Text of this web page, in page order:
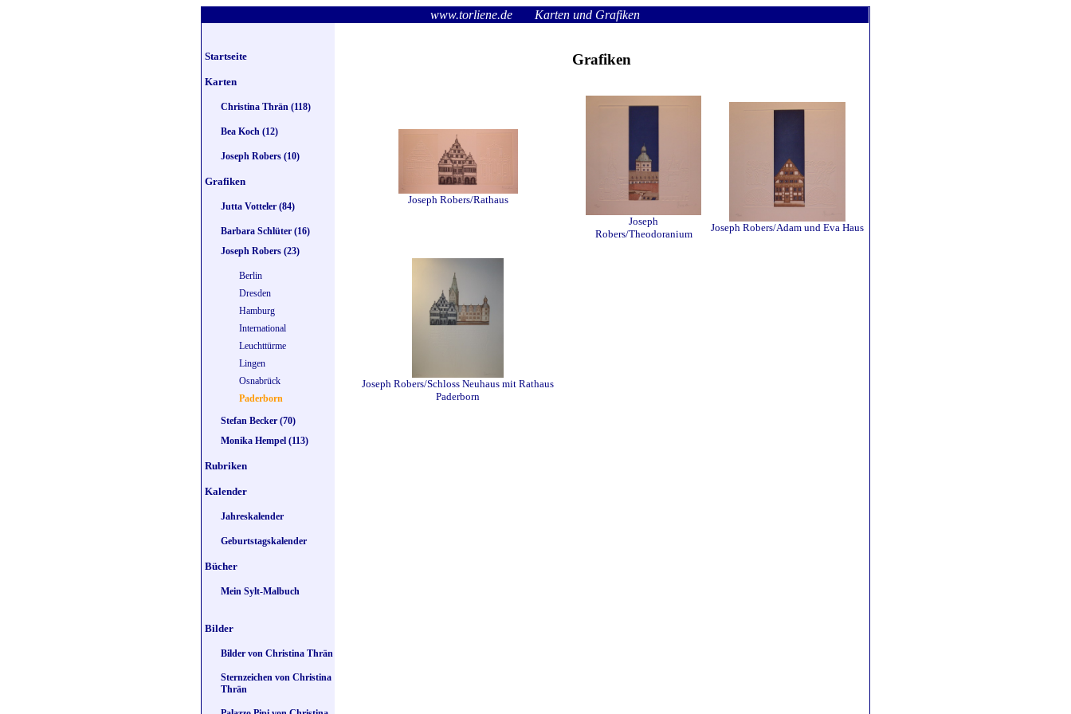
www.torliene.de Karten und Grafiken
Startseite
Karten
Christina Thrän (118)
Bea Koch (12)
Joseph Robers (10)
Grafiken
Jutta Votteler (84)
Barbara Schlüter (16)
Joseph Robers (23)
Berlin
Dresden
Hamburg
International
Leuchttürme
Lingen
Osnabrück
Paderborn
Stefan Becker (70)
Monika Hempel (113)
Rubriken
Kalender
Jahreskalender
Geburtstagskalender
Bücher
Mein Sylt-Malbuch
Bilder
Bilder von Christina Thrän
Sternzeichen von Christina
Thrän
Grafiken
Joseph Robers/Rathaus
Joseph
Robers/Theodoranium
Joseph Robers/Adam und Eva Haus
Joseph Robers/Schloss Neuhaus mit Rathaus
Paderborn